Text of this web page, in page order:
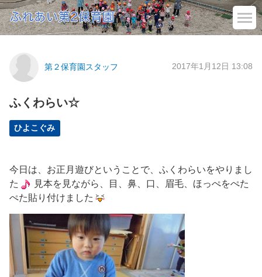
第２保育園スタッフ 2017年1月12日 13:08
ふくわらい☆
ひよこぐみ
今日は、お正月遊びということで、ふくわらいをやりまし
た
見本を見ながら、目、鼻、口、眉毛、ほっぺをぺた
ぺた貼り付けました